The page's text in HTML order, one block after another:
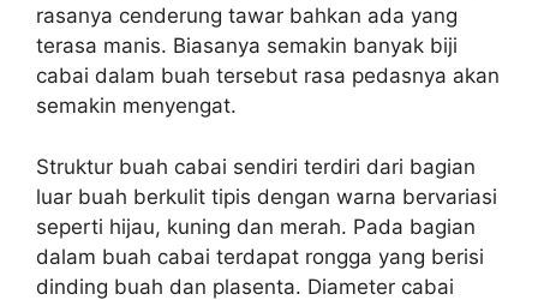
rasanya cenderung tawar bahkan ada yang
terasa manis. Biasanya semakin banyak biji
cabai dalam buah tersebut rasa pedasnya akan
semakin menyengat.
Struktur buah cabai sendiri terdiri dari bagian
luar buah berkulit tipis dengan warna bervariasi
seperti hijau, kuning dan merah. Pada bagian
dalam buah cabai terdapat rongga yang berisi
dinding buah dan plasenta. Diameter cabai